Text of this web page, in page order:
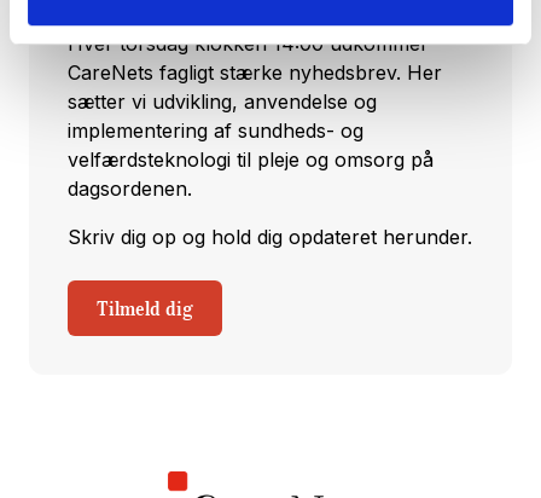
Hver torsdag klokken 14:00 udkommer
CareNets fagligt stærke nyhedsbrev. Her
sætter vi udvikling, anvendelse og
implementering af sundheds- og
velfærdsteknologi til pleje og omsorg på
dagsordenen.
Skriv dig op og hold dig opdateret herunder.
Tilmeld dig